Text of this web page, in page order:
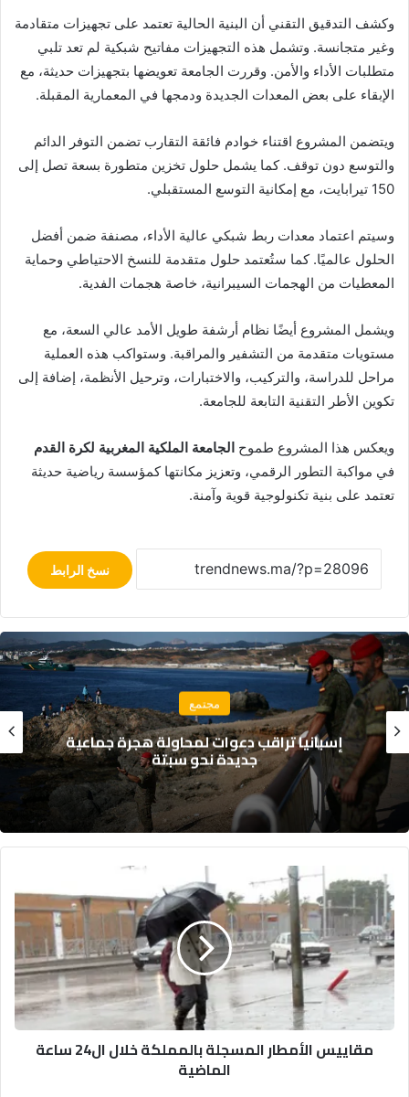
وكشف التدقيق التقني أن البنية الحالية تعتمد على تجهيزات متقادمة
وغير متجانسة. وتشمل هذه التجهيزات مفاتيح شبكية لم تعد تلبي
متطلبات الأداء والأمن. وقررت الجامعة تعويضها بتجهيزات حديثة، مع
الإبقاء على بعض المعدات الجديدة ودمجها في المعمارية المقبلة.
ويتضمن المشروع اقتناء خوادم فائقة التقارب تضمن التوفر الدائم
والتوسع دون توقف. كما يشمل حلول تخزين متطورة بسعة تصل إلى
150 تيرابايت، مع إمكانية التوسع المستقبلي.
وسيتم اعتماد معدات ربط شبكي عالية الأداء، مصنفة ضمن أفضل
الحلول عالميًا. كما ستُعتمد حلول متقدمة للنسخ الاحتياطي وحماية
المعطيات من الهجمات السيبرانية، خاصة هجمات الفدية.
ويشمل المشروع أيضًا نظام أرشفة طويل الأمد عالي السعة، مع
مستويات متقدمة من التشفير والمراقبة. وستواكب هذه العملية
مراحل للدراسة، والتركيب، والاختبارات، وترحيل الأنظمة، إضافة إلى
تكوين الأطر التقنية التابعة للجامعة.
ويعكس هذا المشروع طموح الجامعة الملكية المغربية لكرة القدم
في مواكبة التطور الرقمي، وتعزيز مكانتها كمؤسسة رياضية حديثة
تعتمد على بنية تكنولوجية قوية وآمنة.
نسخ الرابط
مجتمع
وزارة التربية الوطنية تحسم موعد الدخول
المدرسي 2026-2027
مقاييس
الأمطار
المسجلة
بالمملكة
خلال
ال24
ساعة
مقاييس الأمطار المسجلة بالمملكة خلال ال24 ساعة
الماضية